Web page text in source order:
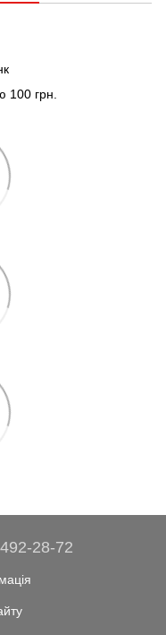
100 грн.
28-72